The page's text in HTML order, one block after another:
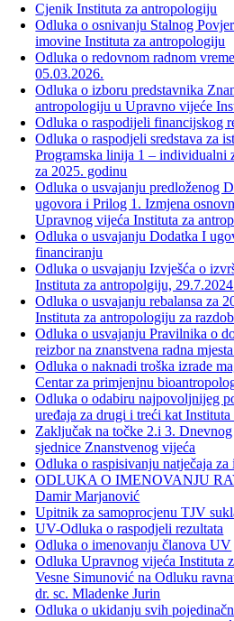
Cjenik Instituta za antropologiju
Odluka o osnivanju Stalnog
imovine Instituta za antropologiju
Odluka o redovnom radnom
05.03.2026.
Odluka o izboru predstavnika
antropologiju u Upravno vijeće
Odluka o raspodijeli financijskog
Odluka o raspodjeli sredstava za
Programska linija 1 – individualni
za 2025. godinu
Odluka o usvajanju predloženog
ugovora i Prilog 1. Izmjena
Upravnog vijeća Instituta za
Odluka o usvajanju Dodatka I
financiranju
Odluka o usvajanju Izvješća o
Instituta za antropolgiju,
Odluka o usvajanju rebalansa za
Instituta za antropologiju za
Odluka o usvajanju Pravilnika o
reizbor na znanstvena radna
Odluka o naknadi troška izrade
Centar za primjenjnu
Odluka o odabiru najpovoljnijeg
uređaja za drugi i treći kat
Zaključak na točke 2.i 3.
sjednice Znanstvenog vijeća
Odluka o raspisivanju natječaja
ODLUKA O IMENOVANJU
Damir Marjanović
Upitnik za samoprocjenu TJV
UV-Odluka o raspodjeli rezultata
Odluka o imenovanju članova UV
Odluka Upravnog vijeća Instituta
Vesne Simunović na Odluku
dr. sc. Mladenke Jurin
Odluka o ukidanju svih